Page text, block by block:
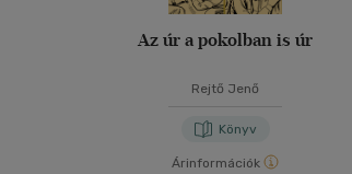
Az úr a pokolban is úr
Rejtő Jenő
Könyv
Árinformációk